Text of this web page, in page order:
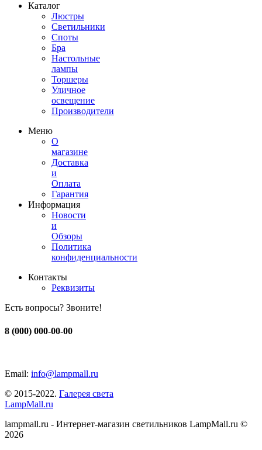
Каталог
Люстры
Светильники
Споты
Бра
Настольные
лампы
Торшеры
Уличное
освещение
Производители
Меню
О
магазине
Доставка
и
Оплата
Гарантия
Информация
Новости
и
Обзоры
Политика
конфиденциальности
Контакты
Реквизиты
Есть вопросы? Звоните!
8 (000) 000-00-00
Email: info@lampmall.ru
© 2015-2022. Галерея света
LampMall.ru
lampmall.ru - Интернет-магазин светильников LampMall.ru ©
2026